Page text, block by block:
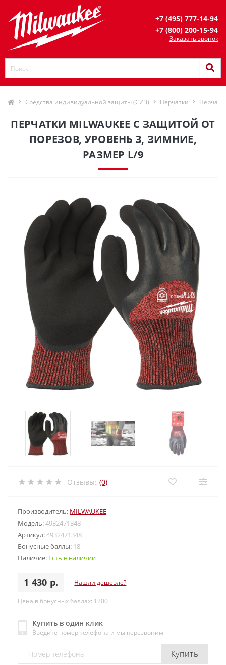
+7 (495) 777-14-94
+7 (800) 200-15-94
Заказать звонок
Средства индивидуальной защиты (СИЗ) Перчатки
ПЕРЧАТКИ MILWAUKEE С ЗАЩИТОЙ ОТ
ПОРЕЗОВ, УРОВЕНЬ 3, ЗИМНИЕ,
РАЗМЕР L/9
Отзывы: (0)
Производитель: MILWAUKEE
Модель:4932471348
Артикул:4932471348
Бонусные баллы: 18
Наличие: Есть в наличии
1 430 р. Нашли дешевле?
Цена в бонусных баллах: 1200
Купить в один клик
Введите номер телефона и мы перезвоним
Купить